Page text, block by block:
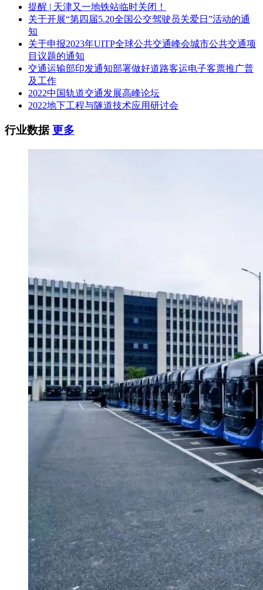
提醒 | 天津又一地铁站临时关闭！
关于开展“第四届5.20全国公交驾驶员关爱日”活动的通
知
关于申报2023年UITP全球公共交通峰会城市公共交通项
目议题的通知
交通运输部印发通知部署做好道路客运电子客票推广普
及工作
2022中国轨道交通发展高峰论坛
2022地下工程与隧道技术应用研讨会
行业数据更多